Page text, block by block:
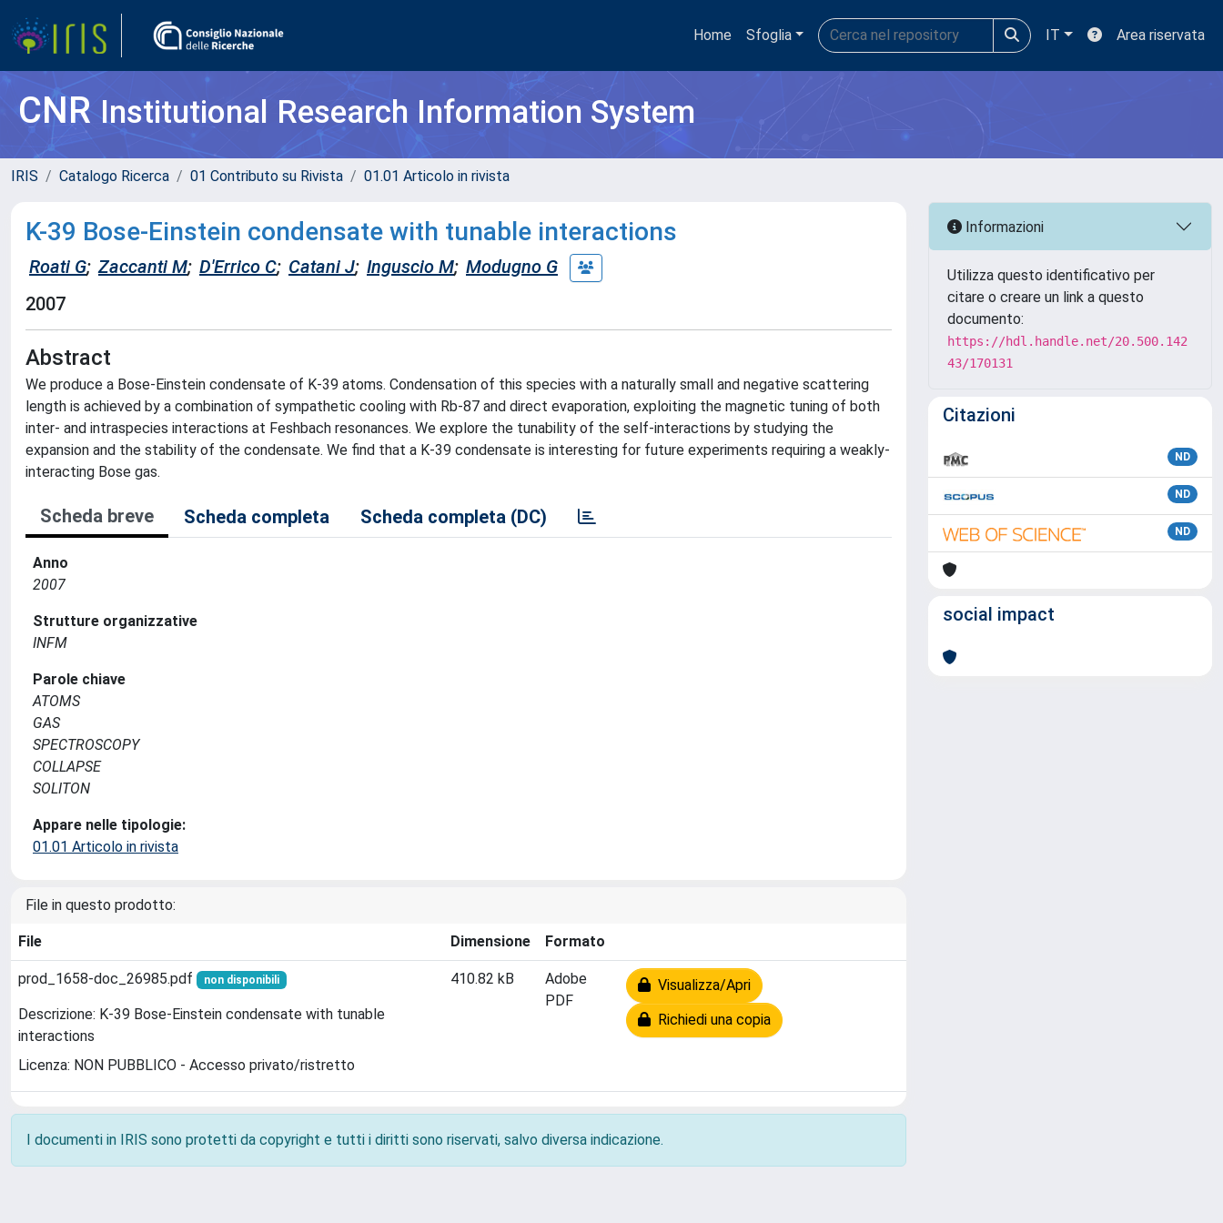
Home Sfoglia IT Area riservata
CNRInstitutional Research Information System
IRIS Catalogo Ricerca 01 Contributo su Rivista 01.01 Articolo in rivista
K-39 Bose-Einstein condensate with tunable interactions
Roati G; Zaccanti M; D'Errico C; Catani J; Inguscio M; Modugno G
2007
Abstract
We produce a Bose-Einstein condensate of K-39 atoms. Condensation of this species with a naturally small and negative scattering
length is achieved by a combination of sympathetic cooling with Rb-87 and direct evaporation, exploiting the magnetic tuning of both
inter- and intraspecies interactions at Feshbach resonances. We explore the tunability of the self-interactions by studying the
expansion and the stability of the condensate. We find that a K-39 condensate is interesting for future experiments requiring a weakly-
interacting Bose gas.
Scheda breve Scheda completa Scheda completa (DC)
Anno
2007
Strutture organizzative
INFM
Parole chiave
ATOMS
GAS
SPECTROSCOPY
COLLAPSE
SOLITON
Appare nelle tipologie:
01.01 Articolo in rivista
File in questo prodotto:
File Dimensione Formato
prod_1658-doc_26985.pdf non disponibili
Descrizione: K-39 Bose-Einstein condensate with tunable
interactions
Licenza: NON PUBBLICO - Accesso privato/ristretto
410.82 kB
Adobe
PDF
Visualizza/Apri
Richiedi una copia
I documenti in IRIS sono protetti da copyright e tutti i diritti sono riservati, salvo diversa indicazione.
Informazioni
Utilizza questo identificativo per
citare o creare un link a questo
documento:
https://hdl.handle.net/20.500.142
43/170131
Citazioni
ND
ND
ND
social impact